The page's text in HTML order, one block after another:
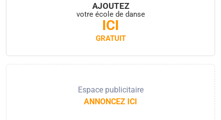
AJOUTEZ
votre école de danse
ICI
GRATUIT
Espace publicitaire
ANNONCEZ ICI